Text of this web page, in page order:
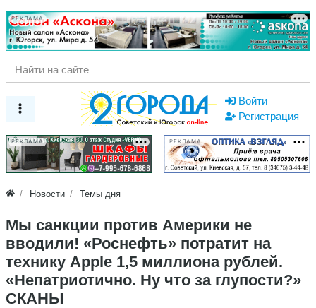
РЕКЛАМА
Войти
Регистрация
РЕКЛАМА РЕКЛАМА
Новости Темы дня
Мы санкции против Америки не
вводили! «Роснефть» потратит на
технику Apple 1,5 миллиона рублей.
«Непатриотично. Ну что за глупости?»
СКАНЫ